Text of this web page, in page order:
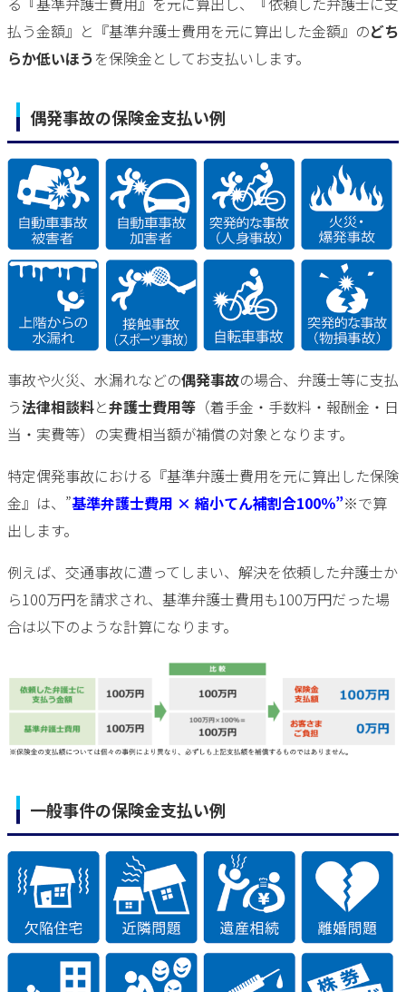
払う金額』と『基準弁護士費用を元に算出した金額』のどち
らか低いほう を保険金としてお支払いします。
偶発事故の保険金支払い例
事故や火災、水漏れなどの偶発事故の場合、弁護士等に支払
う法律相談料と弁護士費用等 （着手金・手数料・報酬金・日
当・実費等）の実費相当額が補償の対象となります。
特定偶発事故における『基準弁護士費用を元に算出した保険
金』は、”基準弁護士費用 × 縮小てん補割合100％”※で算
出します。
例えば、交通事故に遭ってしまい、解決を依頼した弁護士か
ら100万円を請求され、基準弁護士費用も100万円だった場
合は以下のような計算になります。
一般事件の保険金支払い例